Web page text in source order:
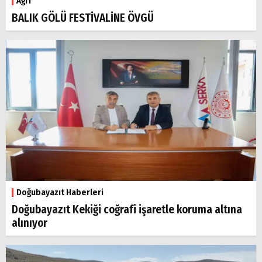
BALIK GÖLÜ FESTİVALİNE ÖVGÜ
Doğubayazıt Haberleri
Doğubayazıt Kekiği coğrafi işaretle koruma altına
alınıyor